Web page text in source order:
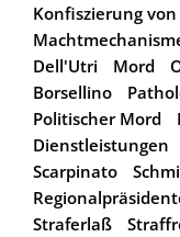
Konfiszierung
Dell'Utri
Mord
Borsellino
Politischer Mord
Dienstleistungen
Scarpinato
Straferlaß